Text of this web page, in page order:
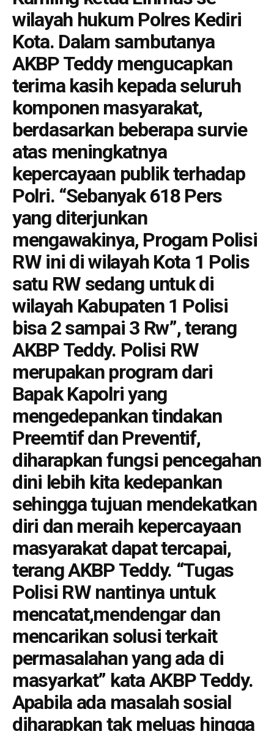
wilayah hukum Polres Kediri
Kota. Dalam sambutanya
AKBP Teddy mengucapkan
terima kasih kepada seluruh
komponen masyarakat,
berdasarkan beberapa survie
atas meningkatnya
kepercayaan publik terhadap
Polri. “Sebanyak 618 Pers
yang diterjunkan
mengawakinya, Progam Polisi
RW ini di wilayah Kota 1 Polis
satu RW sedang untuk di
wilayah Kabupaten 1 Polisi
bisa 2 sampai 3 Rw”, terang
AKBP Teddy. Polisi RW
merupakan program dari
Bapak Kapolri yang
mengedepankan tindakan
Preemtif dan Preventif,
diharapkan fungsi pencegahan
dini lebih kita kedepankan
sehingga tujuan mendekatkan
diri dan meraih kepercayaan
masyarakat dapat tercapai,
terang AKBP Teddy. “Tugas
Polisi RW nantinya untuk
mencatat,mendengar dan
mencarikan solusi terkait
permasalahan yang ada di
masyarkat” kata AKBP Teddy.
Apabila ada masalah sosial
diharapkan tak meluas hingga